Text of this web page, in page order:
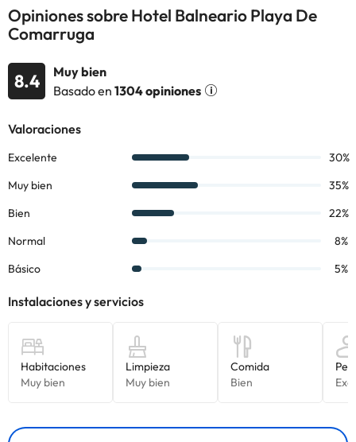
temporada de verano y restaurante tipo buffet donde sirven los
desayunos, los almuerzos y las cenas.
¿Quieres relajarte?
termales de España. Donde destacan: la terma romana, la
piscina termal activa, la piscina infantil y la piscina termal
Cuentan con varias tarifas, ofertas y tratamientos (a consultar
Dispone de un total de 119habitaciones
totalmente equipadas
escritorio, teléfono, televisión y baño completo con ducha o
bañera, secador de pelo y amenities.
playas y calas de la Costa Dorada. Puedes visitar localidades
Sitges, etc.
disfruta del milagro del agua termal a orillas del mar :)
Algunos de los servicios detallados pueden ser de pago. Puedes
alojamiento. Si tienes dudas, contáctanos.
Opiniones sobre Hotel Balneario Playa De
Comarruga
8.4
Muy bien
Basado en 1304 opiniones